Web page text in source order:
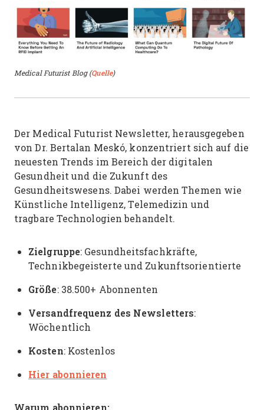
Medical Futurist Blog (Quelle)
Der Medical Futurist Newsletter, herausgegeben
von Dr. Bertalan Meskó, konzentriert sich auf die
neuesten Trends im Bereich der digitalen
Gesundheit und die Zukunft des
Gesundheitswesens. Dabei werden Themen wie
Künstliche Intelligenz, Telemedizin und
tragbare Technologien behandelt.
Zielgruppe: Gesundheitsfachkräfte,
Technikbegeisterte und Zukunftsorientierte
Größe: 38.500+ Abonnenten
Versandfrequenz des Newsletters:
Wöchentlich
Kosten: Kostenlos
Hier abonnieren